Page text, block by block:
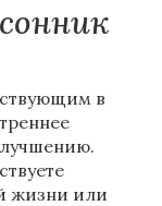
в
жизни или